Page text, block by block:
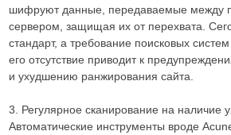
шифруют данные, передаваемые между
сервером, защищая их от перехвата.
стандарт, а требование поисковых
его отсутствие приводит к
и ухудшению ранжирования сайта.
3. Регулярное сканирование на наличие
Автоматические инструменты вроде